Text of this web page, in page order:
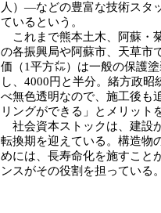
人）―などの豊富な技術スタ
ているという。
これまで熊本土木、阿蘇・
の各振興局や阿蘇市、天草市
価（1平方㍍）は一般の保護
し、4000円と半分。緒方政昭
べ無色透明なので、施工後も
リングができる」とメリット
社会資本ストックは、建設
転換期を迎えている。構造物
めには、長寿命化を施すこと
ンスがその役割を担ってい